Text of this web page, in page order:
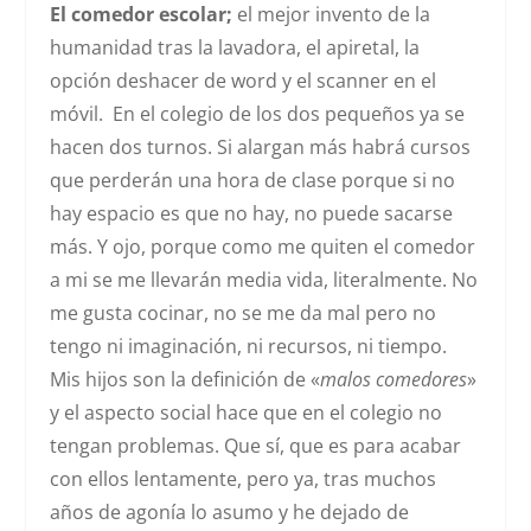
El comedor escolar; el mejor invento de la
humanidad tras la lavadora, el apiretal, la
opción deshacer de word y el scanner en el
móvil. En el colegio de los dos pequeños ya se
hacen dos turnos. Si alargan más habrá cursos
que perderán una hora de clase porque si no
hay espacio es que no hay, no puede sacarse
más. Y ojo, porque como me quiten el comedor
a mi se me llevarán media vida, literalmente. No
me gusta cocinar, no se me da mal pero no
tengo ni imaginación, ni recursos, ni tiempo.
Mis hijos son la definición de «malos comedores»
y el aspecto social hace que en el colegio no
tengan problemas. Que sí, que es para acabar
con ellos lentamente, pero ya, tras muchos
años de agonía lo asumo y he dejado de